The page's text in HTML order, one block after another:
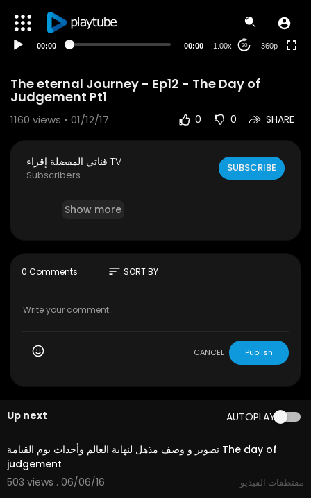
00:00 00:00 1.00x 20 360p
The eternal Journey - Ep12 - The Day of
Judgement Pt1
1160 views • 01/12/17 0 0 SHARE
قناتي المفضلة إقراء TV
Subscribers
SUBSCRIBE
Show more
0 Comments sort SORT BY
CANCEL Publish
Up next AUTOPLAY
13:35
تصوير و وصف مذهل لنهاية العالم وأحداث يوم القيامة The day of
judgement
503 views . 06/06/16
مقتطفات الفيديو